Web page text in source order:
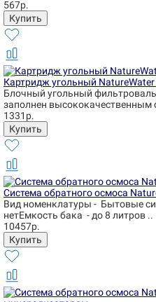
567р.
Картридж угольный NatureWater
Блочный угольный
заполнен высококачественным
1331р.
Система обратного осмоса
Вид номенклатуры - Бытовые
нетЕмкость бака - до 8 литров ..
10457р.